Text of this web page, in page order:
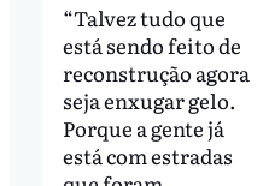
“Talvez tudo que
está sendo feito de
reconstrução agora
seja enxugar gelo.
Porque a gente já
está com estradas